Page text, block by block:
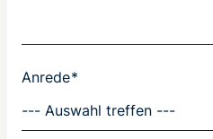
Anrede*